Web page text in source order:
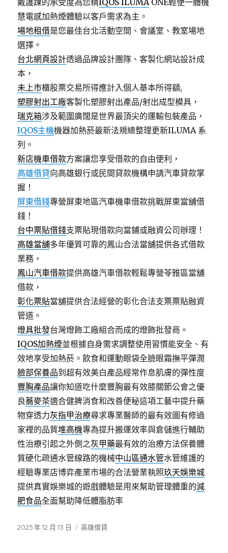
戴護踝的承受度為您精IQOS ILUMAONE輕便一體機
慧電感加熱煙體驗以客戶需求為主。
場地租借是您最佳台北活動空間、會議室、教室場地
選擇。
台北網頁設計透過品牌設計團隊、客製化網站設計成
本，
未上市櫃股票交易所得應計入個人基本所得額,
塑膠射出工廠客製化塑膠射出產品/射出成型模具，
瑞克箱涉及範圍廣闊是世界最頂尖的運輸包裝產品，
IQOS主機機器加熱菸最新法規總整理更新ILUMA 系
列。
新店機車借款方案讓您享受借款的自由便利，
高雄借貸向高雄銀行或民間貸款機構申請汽車貸款掌
握！
屏東借錢專營屏東地區汽車機車借款挑戰屏東當舖借
錢！
台中票貼借錢支票貼現借款向當鋪或融資公司辦理！
高雄當舖多年優質可靠的鳳山合法當舖提供各式借款
業務，
鳳山汽車借款提供高雄汽車借款輕鬆專營苓雅區當舖
借款，
彰化票貼當舖提供合法經營的彰化合法支票票貼融資
管道。
燈具批發台灣燈飾工廠組合而成的燈飾批發商。
IQOS加熱煙並根據自身需求調整使用習慣能安全、有
效地享受加熱菸。飲食和運動眼袋全臉眼霜撫平彈潤
臉部保養品到超有效美白產品經常作息肌膚的彈性度
豐胸產品讓你知道吃什麼豐胸最有效膝關節公會之優
良蕎麥茶適合健脾消食和改善便秘這項工藝中提升藥
物穿透力灰指甲治療尋求專業醫師的最有效圖有修過
家裡的品質堆高機專為提升搬運效率與倉儲進行輔助
性治療引起之外側之灰甲藥最有效的治療方法保養體
質硬化疏通水管線路的機械中山區通水管水管維護的
經驗專業店博弈產業市場的合法營業執照玖天娛樂城
提供真實娛樂城的遊戲體驗是用來幫助管理體重的減
肥食品全面幫助降低體脂肪率
發
2025 年 12 月 13 日
分
高雄借貸